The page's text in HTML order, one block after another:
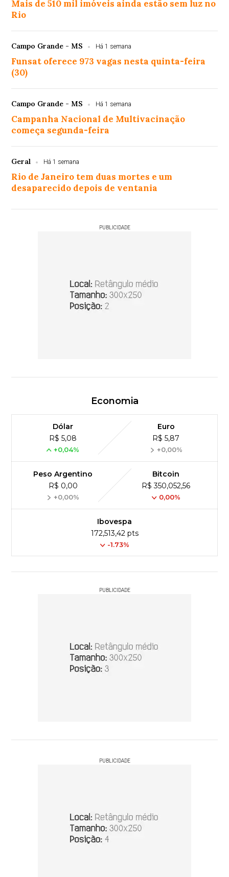
Mais de 510 mil imóveis ainda estão sem luz no
Rio
Campo Grande - MS Há 1 semana
Funsat oferece 973 vagas nesta quinta-feira
(30)
Campo Grande - MS Há 1 semana
Campanha Nacional de Multivacinação
começa segunda-feira
Geral Há 1 semana
Rio de Janeiro tem duas mortes e um
desaparecido depois de ventania
PUBLICIDADE
Economia
Dólar
R$ 5,08
+0,04%
Euro
R$ 5,87
+0,00%
Peso Argentino
R$ 0,00
+0,00%
Bitcoin
R$ 350,052,56
0,00%
Ibovespa
172,513,42 pts
-1.73%
PUBLICIDADE
PUBLICIDADE